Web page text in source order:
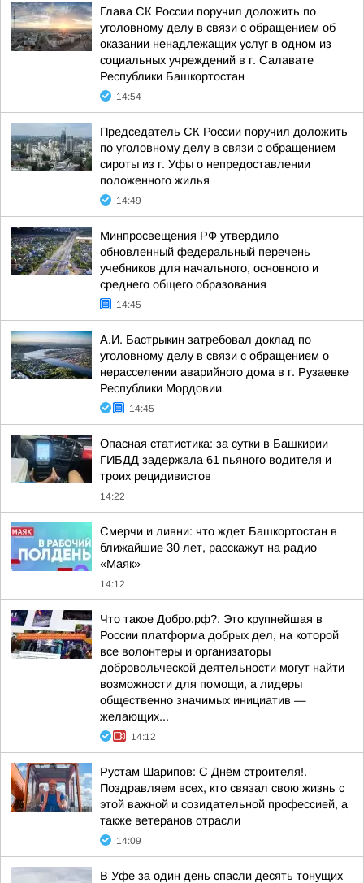
Глава СК России поручил доложить по
уголовному делу в связи с обращением об
оказании ненадлежащих услуг в одном из
социальных учреждений в г. Салавате
Республики Башкортостан
14:54
Председатель СК России поручил доложить
по уголовному делу в связи с обращением
сироты из г. Уфы о непредоставлении
положенного жилья
14:49
Минпросвещения РФ утвердило
обновленный федеральный перечень
учебников для начального, основного и
среднего общего образования
14:45
А.И. Бастрыкин затребовал доклад по
уголовному делу в связи с обращением о
нерасселении аварийного дома в г. Рузаевке
Республики Мордовии
14:45
Опасная статистика: за сутки в Башкирии
ГИБДД задержала 61 пьяного водителя и
троих рецидивистов
14:22
Смерчи и ливни: что ждет Башкортостан в
ближайшие 30 лет, расскажут на радио
«Маяк»
14:12
Что такое Добро.рф?. Это крупнейшая в
России платформа добрых дел, на которой
все волонтеры и организаторы
добровольческой деятельности могут найти
возможности для помощи, а лидеры
общественно значимых инициатив —
желающих...
14:12
Рустам Шарипов: С Днём строителя!.
Поздравляем всех, кто связал свою жизнь с
этой важной и созидательной профессией, а
также ветеранов отрасли
14:09
В Уфе за один день спасли десять тонущих